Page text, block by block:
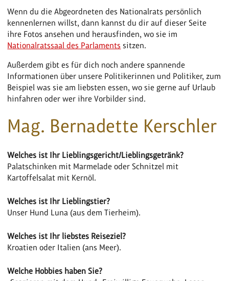
Wenn du die Abgeordneten des Nationalrats persönlich
kennenlernen willst, dann kannst du dir auf dieser Seite
ihre Fotos ansehen und herausfinden, wo sie im
Nationalratssaal des Parlaments sitzen.
Außerdem gibt es für dich noch andere spannende
Informationen über unsere Politikerinnen und Politiker, zum
Beispiel was sie am liebsten essen, wo sie gerne auf Urlaub
hinfahren oder wer ihre Vorbilder sind.
Mag. Bernadette Kerschler
Welches ist Ihr Lieblingsgericht/Lieblingsgetränk?
Palatschinken mit Marmelade oder Schnitzel mit
Kartoffelsalat mit Kernöl.
Welches ist Ihr Lieblingstier?
Unser Hund Luna (aus dem Tierheim).
Welches ist Ihr liebstes Reiseziel?
Kroatien oder Italien (ans Meer).
Welche Hobbies haben Sie?